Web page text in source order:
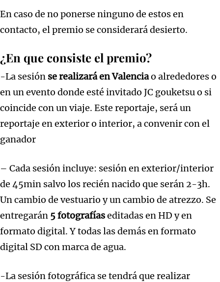
En caso de no ponerse ninguno de estos en
contacto, el premio se considerará desierto.
¿En que consiste el premio?
-La sesión se realizará en Valenciao alrededores o
en un evento donde esté invitado JC gouketsu o si
coincide con un viaje. Este reportaje, será un
reportaje en exterior o interior, a convenir con el
ganador
– Cada sesión incluye: sesión en exterior/interior
de 45min salvo los recién nacido que serán 2-3h.
Un cambio de vestuario y un cambio de atrezzo. Se
entregarán 5 fotografíaseditadas en HD y en
formato digital. Y todas las demás en formato
digital SD con marca de agua.
-La sesión fotográfica se tendrá que realizar